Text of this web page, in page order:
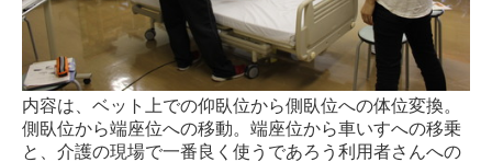
内容は、ベット上での仰臥位から側臥位への体位変換。
側臥位から端座位への移動。端座位から車いすへの移乗
と、介護の現場で一番良く使うであろう利用者さんへの